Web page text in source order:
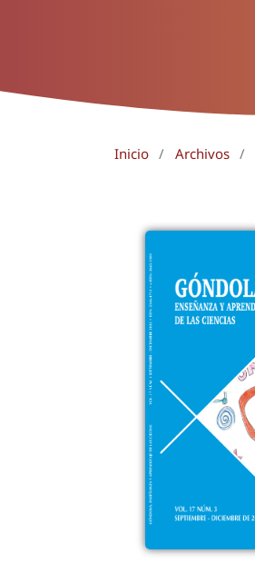
Inicio / Archivos /